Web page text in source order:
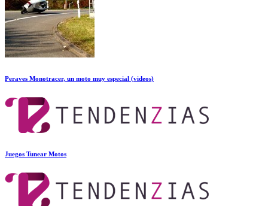
Peraves Monotracer, un moto muy especial (videos)
Juegos Tunear Motos